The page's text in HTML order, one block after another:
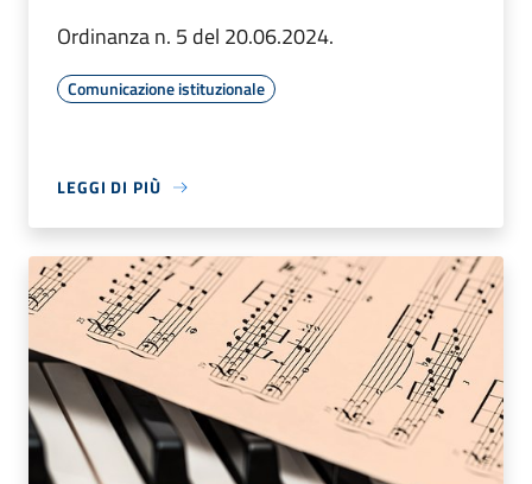
Ordinanza n. 5 del 20.06.2024.
Comunicazione istituzionale
LEGGI DI PIÙ